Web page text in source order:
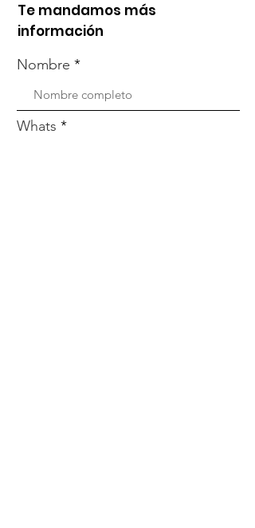
Te mandamos más
información
Nombre
Whats